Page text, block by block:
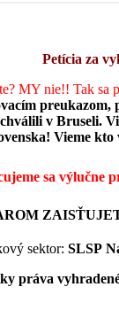
Petícia za
MY nie!! Tak
v Bruseli.
Vieme kto
sa výlučne
sektor: SLSP
práva